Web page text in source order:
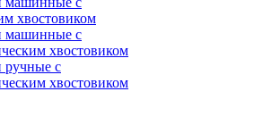
хвостовиком
машинные с
хвостовиком
ручные с
хвостовиком